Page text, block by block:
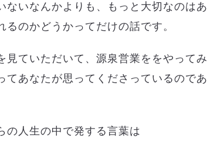
ないなんかよりも、もっと大切なのはあ
のかどうかってだけの話です。
見ていただいて、源泉営業ををやってみ
てあなたが思ってくださっているのであ
の人生の中で発する言葉は